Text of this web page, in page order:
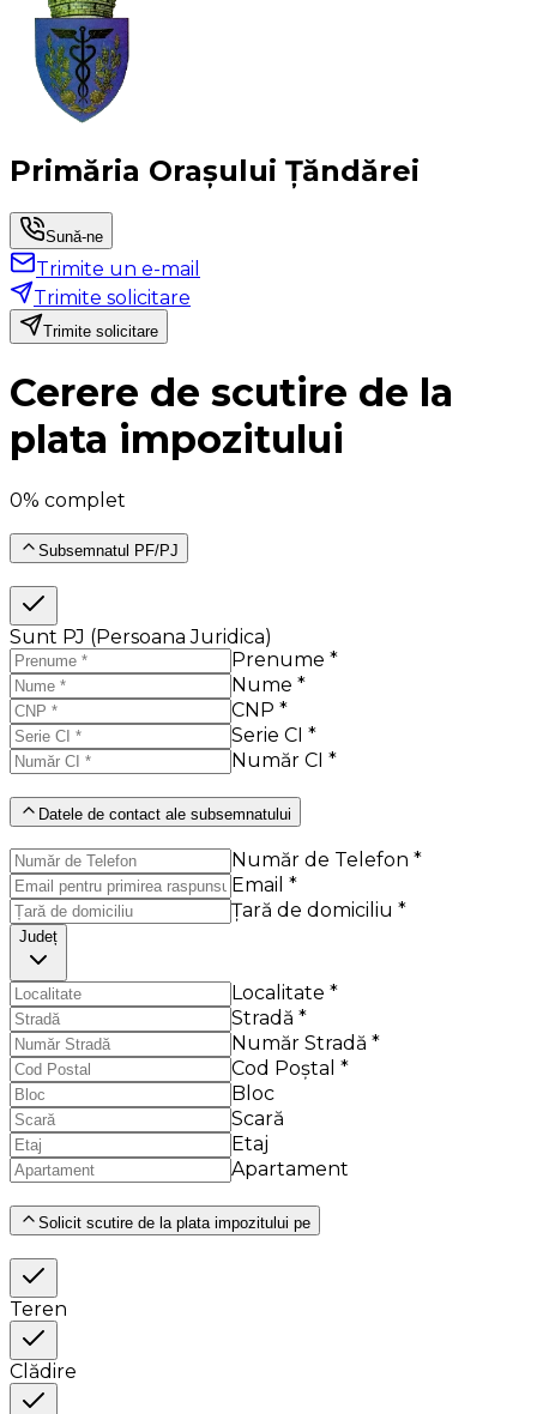
Primăria Orașului Țăndărei
Sună-ne
Trimite un e-mail
Trimite solicitare
Trimite solicitare
Cerere de scutire de la
plata impozitului
0% complet
Subsemnatul PF/PJ
Sunt PJ (Persoana Juridica)
Prenume *
Nume *
CNP *
Serie CI *
Număr CI *
Datele de contact ale subsemnatului
Număr de Telefon *
Email *
Țară de domiciliu *
Județ
Localitate *
Stradă *
Număr Stradă *
Cod Poștal *
Bloc
Scară
Etaj
Apartament
Solicit scutire de la plata impozitului pe
Teren
Clădire